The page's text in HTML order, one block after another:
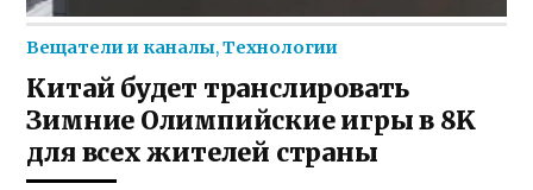
Вещатели и каналы,Технологии
Китай будет транслировать
Зимние Олимпийские игры в 8K
для всех жителей страны